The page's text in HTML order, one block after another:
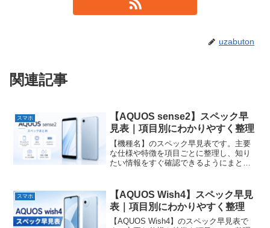
uzabuton
関連記事
スマホ
【AQUOS sense2】スペック早
見表｜項目別にわかりやすく整理
【機種名】のスペック早見表です。主要
な仕様や特徴を項目ごとに整理し、知り
たい情報をすぐ確認できるようにまとめ
スマホ
【AQUOS Wish4】スペック早見
表｜項目別にわかりやすく整理
【AQUOS Wish4】のスペック早見表で